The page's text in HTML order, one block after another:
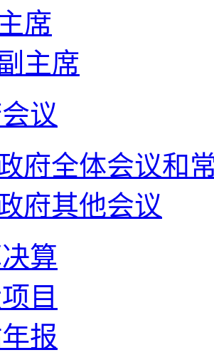
主席
主席
议
府全体会议和
府其他会议
算
目
报